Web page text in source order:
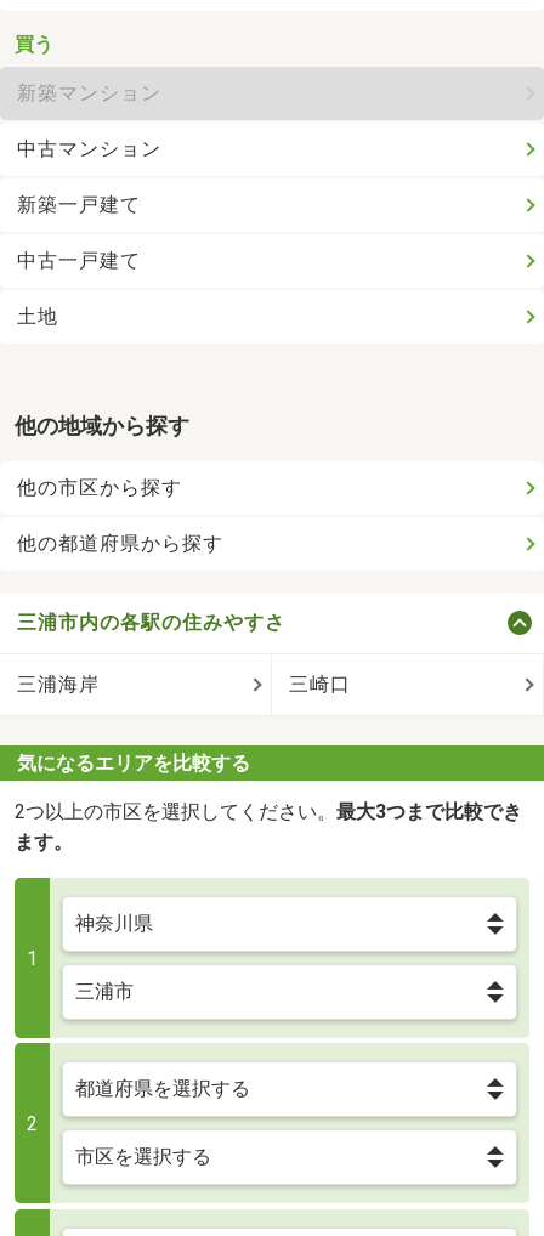
買う
新築マンション
中古マンション
新築一戸建て
中古一戸建て
土地
他の地域から探す
他の市区から探す
他の都道府県から探す
三浦市内の各駅の住みやすさ
三浦海岸 三崎口
気になるエリアを比較する
2つ以上の市区を選択してください。 最大3つまで比較でき
ます。
1
2